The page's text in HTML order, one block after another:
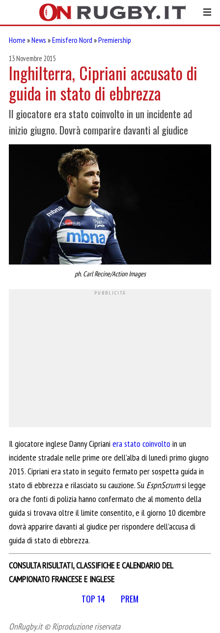
Home »News »Emisfero Nord »Premiership
13 Novembre 2015
Inghilterra, Cipriani accusato di
guida in stato di ebbrezza
Il giocatore era stato coinvolto in un incidente ad
inizio giugno. Dovrà comparire davanti al giudice
ph. Carl Recine/Action Images
Il giocatore inglese Danny Cipriani era stato coinvolto in un
incidente stradale nelle prime ore dell’alba di lunedì primo giugno
2015. Cipriani era stato in seguito fermato per sospetta guida in
stato di ebbrezza e rilasciato su cauzione. Su EspnScrumsi legge
ora che fonti di polizia hanno confermato che al momento della
guida si trovava oltre il limite consentito, e il giorno 10 dicembre
dovrà apparire davanti al giudice per rispondere dell’accusa di
guida di stato di ebbrezza.
CONSULTA RISULTATI, CLASSIFICHE E CALENDARIO DEL
CAMPIONATO FRANCESE E INGLESE
TOP 14 PREM
OnRugby.it © Riproduzione riservata